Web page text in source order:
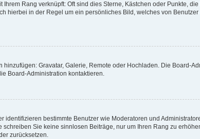
Rang verknüpft: Oft sind dies Sterne, Kästchen oder Punkte,
hierbei in der Regel um ein persönliches Bild, welches von
Gravatar, Galerie, Remote oder Hochladen. Die Board-
Board-Administration kontaktieren.
bestimmte Benutzer wie Moderatoren und
Sie keine sinnlosen Beiträge, nur um Ihren Rang zu
zurücksetzen.